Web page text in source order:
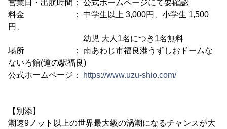
営業日・出航時間： 公式ホームページにて要確認
料金 ： 中学生以上 3,000円、小学生 1,500
円、
幼児 大人1名につき1名無料
場所 ： 南あわじ市福良港うずしおドームな
ないろ館(道の駅福良)
公式ホームページ：
https://www.uzu-shio.com/
【別添】
潮速9ノット以上の世界最大級の渦潮になるチャンスが大